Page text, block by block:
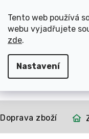
Tento web používá
webu vyjadřujete
zde.
Nastavení
ROZVÁŽÍME
Doprava zboží